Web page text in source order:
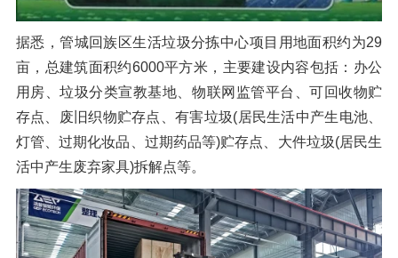
据悉，管城回族区生活垃圾分拣中心项目用地面积约为29
亩，总建筑面积约6000平方米，主要建设内容包括：办公
用房、垃圾分类宣教基地、物联网监管平台、可回收物贮
存点、废旧织物贮存点、有害垃圾(居民生活中产生电池、
灯管、过期化妆品、过期药品等)贮存点、大件垃圾(居民生
活中产生废弃家具)拆解点等。